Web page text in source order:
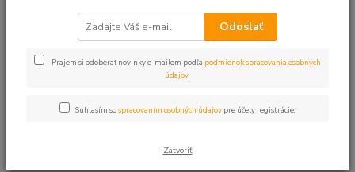
Upresniť parametre
Najdrahšie
Zobrazujem 1-1 z 1
Odoslať
Prajem si odoberať novinky e-mailom podľa podmienok spracovania osobných
údajov.
Súhlasím sospracovaním osobných údajov pre účely registrácie.
Zatvoriť